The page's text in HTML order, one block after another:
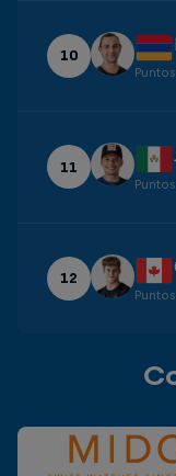
10
11
12